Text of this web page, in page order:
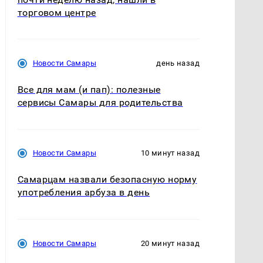
торговом центре
Новости Самары день назад
Все для мам (и пап): полезные
сервисы Самары для родительства
Новости Самары 10 минут назад
Самарцам назвали безопасную норму
употребления арбуза в день
Новости Самары 20 минут назад